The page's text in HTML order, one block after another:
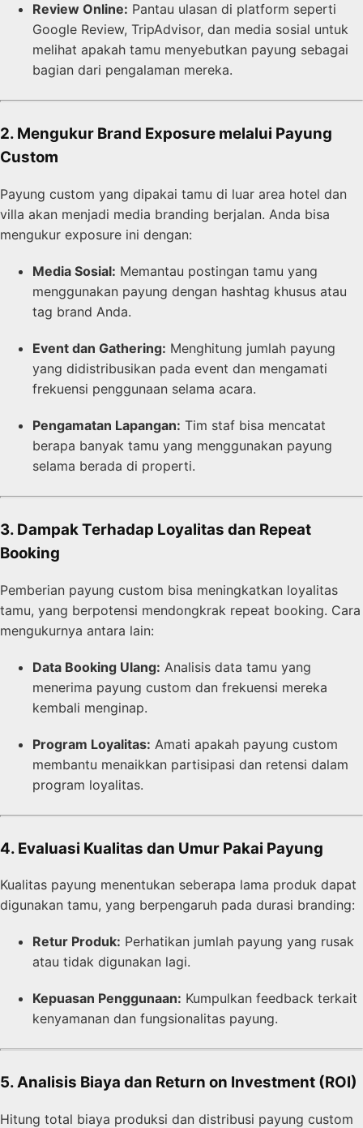
Review Online: Pantau ulasan di platform seperti
Google Review, TripAdvisor, dan media sosial untuk
melihat apakah tamu menyebutkan payung sebagai
bagian dari pengalaman mereka.
2. Mengukur Brand Exposure melalui Payung
Custom
Payung custom yang dipakai tamu di luar area hotel dan
villa akan menjadi media branding berjalan. Anda bisa
mengukur exposure ini dengan:
Media Sosial: Memantau postingan tamu yang
menggunakan payung dengan hashtag khusus atau
tag brand Anda.
Event dan Gathering: Menghitung jumlah payung
yang didistribusikan pada event dan mengamati
frekuensi penggunaan selama acara.
Pengamatan Lapangan: Tim staf bisa mencatat
berapa banyak tamu yang menggunakan payung
selama berada di properti.
3. Dampak Terhadap Loyalitas dan Repeat
Booking
Pemberian payung custom bisa meningkatkan loyalitas
tamu, yang berpotensi mendongkrak repeat booking. Cara
mengukurnya antara lain:
Data Booking Ulang: Analisis data tamu yang
menerima payung custom dan frekuensi mereka
kembali menginap.
Program Loyalitas: Amati apakah payung custom
membantu menaikkan partisipasi dan retensi dalam
program loyalitas.
4. Evaluasi Kualitas dan Umur Pakai Payung
Kualitas payung menentukan seberapa lama produk dapat
digunakan tamu, yang berpengaruh pada durasi branding:
Retur Produk: Perhatikan jumlah payung yang rusak
atau tidak digunakan lagi.
Kepuasan Penggunaan: Kumpulkan feedback terkait
kenyamanan dan fungsionalitas payung.
5. Analisis Biaya dan Return on Investment (ROI)
Hitung total biaya produksi dan distribusi payung custom